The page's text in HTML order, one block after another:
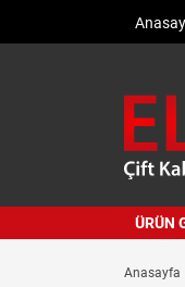
ÜRÜN
Anasayfa